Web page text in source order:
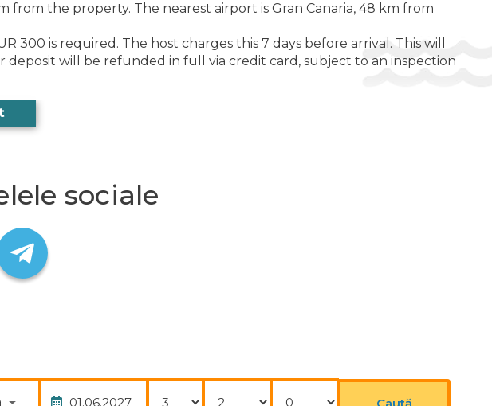
DOTĂRILE CAMEREI:
Safeu
CONDIȚII PENTRU OASPEȚII CU DIZABILITĂȚI:
from the property. The nearest airport is Gran Canaria, 48 km from
300 is required. The host charges this 7 days before arrival. This will
will be refunded in full via credit card, subject to an inspection
sociale
Caută